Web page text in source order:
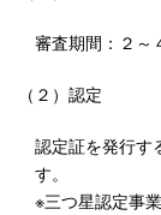
審査期間：２～
（２）認定
認定証を発行す
す。
※三つ星認定事